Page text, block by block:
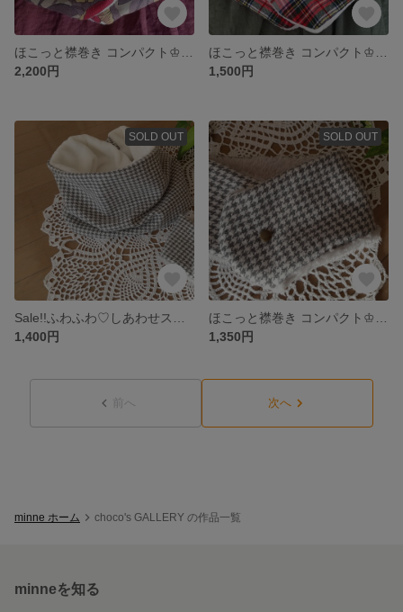
2,200円
1,500円
SOLD OUT
1,400円
SOLD OUT
1,350円
前へ 次へ
minne ホーム choco's GALLERY の作品一覧
minneを知る